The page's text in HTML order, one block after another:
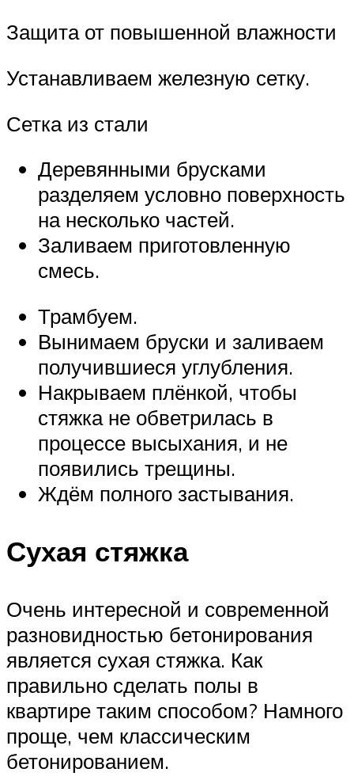
Защита от повышенной влажности
Устанавливаем железную сетку.
Сетка из стали
Деревянными брусками
разделяем условно поверхность
на несколько частей.
Заливаем приготовленную
смесь.
Трамбуем.
Вынимаем бруски и заливаем
получившиеся углубления.
Накрываем плёнкой, чтобы
стяжка не обветрилась в
процессе высыхания, и не
появились трещины.
Ждём полного застывания.
Сухая стяжка
Очень интересной и современной
разновидностью бетонирования
является сухая стяжка. Как
правильно сделать полы в
квартире таким способом? Намного
проще, чем классическим
бетонированием.